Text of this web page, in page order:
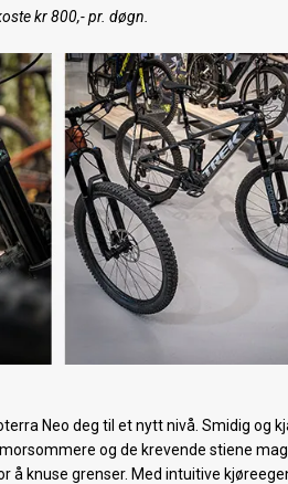
kr 800,- pr. døgn.
Neo deg til et nytt nivå. Smidig og
og de krevende stiene
å knuse grenser. Med intuitive